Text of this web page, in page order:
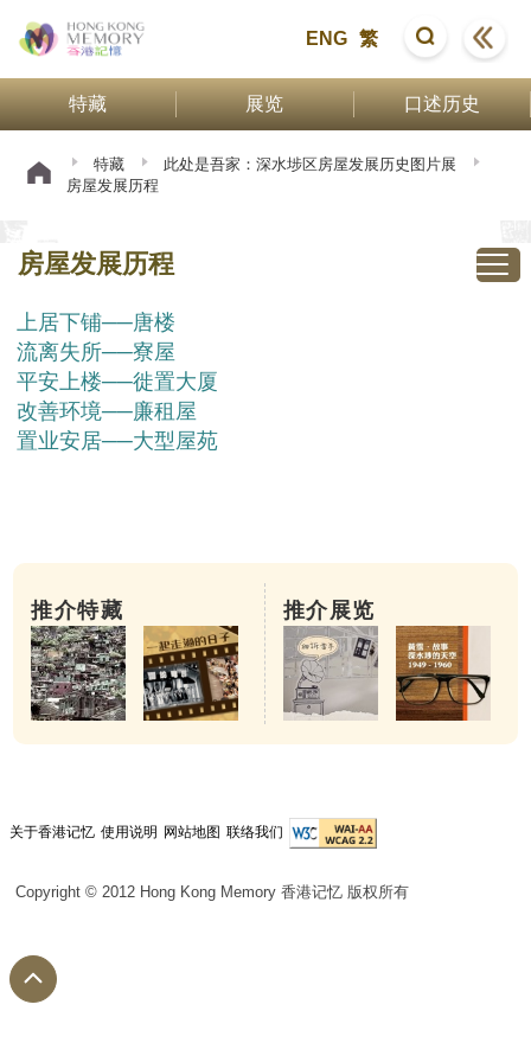
ENG 繁
特藏 展览 口述历史
特藏
此处是吾家：深水埗区房屋发展历史图片展
房屋发展历程
房屋发展历程
上居下铺──唐楼
流离失所──寮屋
平安上楼──徙置大厦
改善环境──廉租屋
置业安居──大型屋苑
推介特藏 推介展览
关于香港记忆 使用说明 网站地图 联络我们
Copyright © 2012 Hong Kong Memory 香港记忆 版权所有